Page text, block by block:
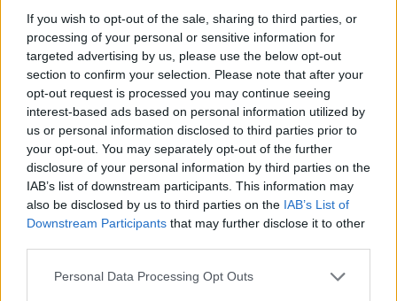
If you wish to opt-out of the sale, sharing to third parties, or
processing of your personal or sensitive information for
targeted advertising by us, please use the below opt-out
section to confirm your selection. Please note that after your
opt-out request is processed you may continue seeing
interest-based ads based on personal information utilized by
us or personal information disclosed to third parties prior to
your opt-out. You may separately opt-out of the further
disclosure of your personal information by third parties on the
IAB’s list of downstream participants. This information may
also be disclosed by us to third parties on the IAB’s List of
Downstream Participants that may further disclose it to other
Please note that this website/app uses one or more Google
Personal Data Processing Opt Outs